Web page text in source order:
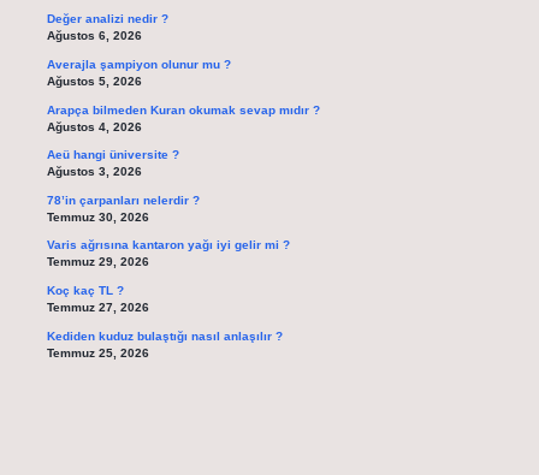
Değer analizi nedir ?
Ağustos 6, 2026
Averajla şampiyon olunur mu ?
Ağustos 5, 2026
Arapça bilmeden Kuran okumak sevap mıdır ?
Ağustos 4, 2026
Aeü hangi üniversite ?
Ağustos 3, 2026
78’in çarpanları nelerdir ?
Temmuz 30, 2026
Varis ağrısına kantaron yağı iyi gelir mi ?
Temmuz 29, 2026
Koç kaç TL ?
Temmuz 27, 2026
Kediden kuduz bulaştığı nasıl anlaşılır ?
Temmuz 25, 2026